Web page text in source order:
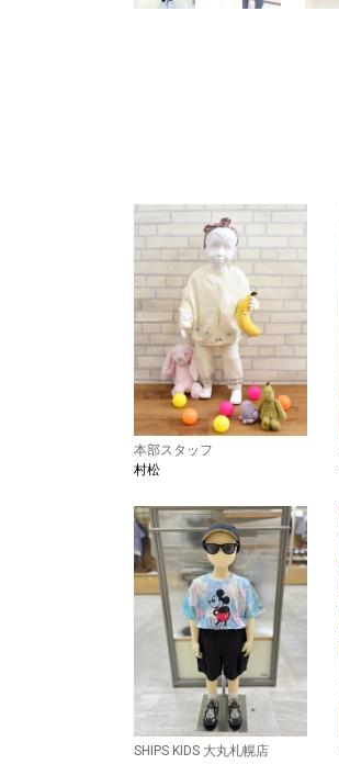
本部スタッフ
村松
SHIPS KIDS 大丸札幌店